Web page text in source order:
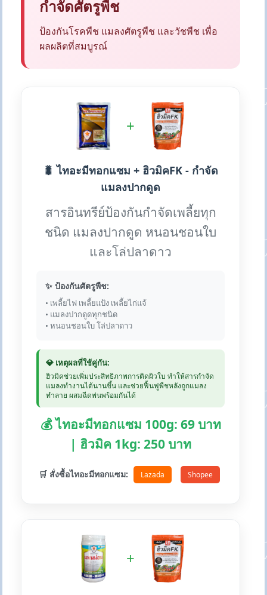
กำจัดศัตรูพืช
ป้องกันโรคพืช แมลงศัตรูพืช และวัชพืช เพื่อ
ผลผลิตที่สมบูรณ์
+
🐛 ไทอะมีทอกแซม + ฮิวมิคFK - กำจัด
แมลงปากดูด
สารอินทรีย์ป้องกันกำจัดเพลี้ยทุก
ชนิด แมลงปากดูด หนอนชอนใบ
และโล่ปลาดาว
✨ ป้องกันศัตรูพืช:
• เพลี้ยไฟ เพลี้ยแป้ง เพลี้ยไก่แจ้
• แมลงปากดูดทุกชนิด
• หนอนชอนใบ โล่ปลาดาว
💎 เหตุผลที่ใช้คู่กัน:
ฮิวมิคช่วยเพิ่มประสิทธิภาพการติดผิวใบ ทำให้สารกำจัด
แมลงทำงานได้นานขึ้น และช่วยฟื้นฟูพืชหลังถูกแมลง
ทำลาย ผสมฉีดพ่นพร้อมกันได้
💰 ไทอะมีทอกแซม 100g: 69 บาท
| ฮิวมิค 1kg: 250 บาท
🛒 สั่งซื้อไทอะมีทอกแซม: Lazada Shopee
+